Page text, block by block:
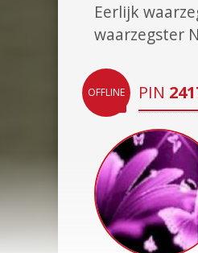
Eerlijk
waarzegster
OFFLINE PIN